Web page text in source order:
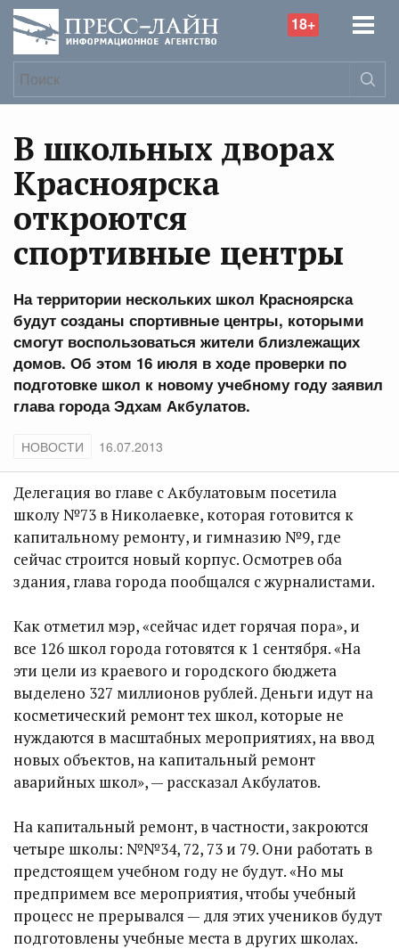
18+
В школьных дворах
Красноярска
откроются
спортивные центры
На территории нескольких школ Красноярска
будут созданы спортивные центры, которыми
смогут воспользоваться жители близлежащих
домов. Об этом 16 июля в ходе проверки по
подготовке школ к новому учебному году заявил
глава города Эдхам Акбулатов.
НОВОСТИ 16.07.2013
Делегация во главе с Акбулатовым посетила
школу №73 в Николаевке, которая готовится к
капитальному ремонту, и гимназию №9, где
сейчас строится новый корпус. Осмотрев оба
здания, глава города пообщался с журналистами.
Как отметил мэр, «сейчас идет горячая пора», и
все 126 школ города готовятся к 1 сентября. «На
эти цели из краевого и городского бюджета
выделено 327 миллионов рублей. Деньги идут на
косметический ремонт тех школ, которые не
нуждаются в масштабных мероприятиях, на ввод
новых объектов, на капитальный ремонт
аварийных школ», — рассказал Акбулатов.
На капитальный ремонт, в частности, закроются
четыре школы: №№34, 72, 73 и 79. Они работать в
предстоящем учебном году не будут. «Но мы
предпримем все мероприятия, чтобы учебный
процесс не прерывался — для этих учеников будут
подготовлены учебные места в других школах.